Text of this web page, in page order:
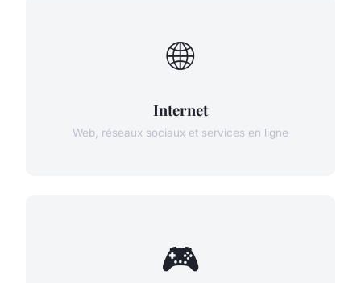
🌐
Internet
Web, réseaux sociaux et services en ligne
🎮